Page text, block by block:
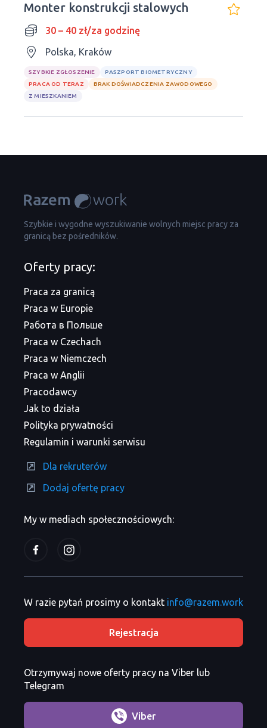
Monter konstrukcji stalowych
30 – 40 zł/za godzinę
Polska, Kraków
SZYBKIE ZGŁOSZENIE
PASZPORT BIOMETRYCZNY
PRACA OD TERAZ
BRAK DOŚWIADCZENIA ZAWODOWEGO
Z MIESZKANIEM
Szybkie i wygodne wyszukiwanie wolnych miejsc pracy za
granicą bez pośredników.
My w mediach społecznościowych:
Oferty pracy:
Praca za granicą
Praca w Europie
Работа в Польше
Praca w Czechach
Praca w Niemczech
Praca w Anglii
Pracodawcy
Jak to działa
Polityka prywatności
Regulamin i warunki serwisu
Dla rekruterów
Dodaj ofertę pracy
W razie pytań prosimy o kontakt info@razem.work
Rejestracja
Otrzymywaj nowe oferty pracy na Viber lub
Telegram
Viber